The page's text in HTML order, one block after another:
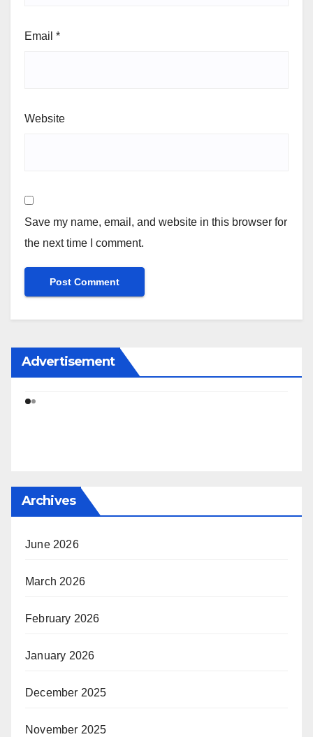
Email *
Website
Save my name, email, and website in this browser for
the next time I comment.
Advertisement
Archives
June 2026
March 2026
February 2026
January 2026
December 2025
November 2025